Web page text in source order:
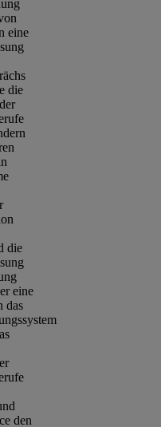
eine
die
die
eine
das
den